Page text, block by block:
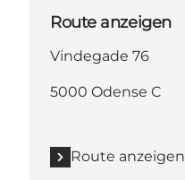
Route anzeigen
Vindegade 76
5000 Odense C
Route anzeigen